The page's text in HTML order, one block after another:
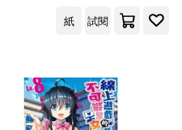
紙 試閱